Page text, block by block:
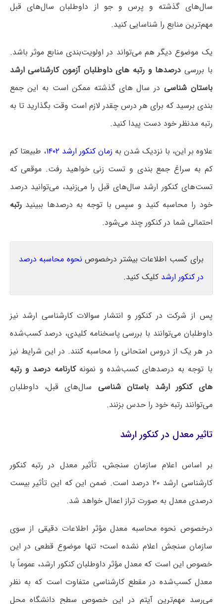
سال‌های گذشته و پرس و جو از داوطلبان سال‌های قبل
مهم‌ترین منابع را شناسایی کنید.
یک موضوع دیگر هم می‌تواند در اولویت‌بندی منابع موثر باشد.
با بررسی درصدها و رتبه های داوطلبان آزمون کارشناسی ارشد
باستان‌ شناسی در سال های گذشته ممکن است به این جمع
بندی برسید که برای هر درس چقدر لازم است وقت بگذارید تا به
رتبه مدنظر خود دست پیدا کنید.
علاوه بر این، با نزدیک شدن به زمان کنکور ارشد ۱۴۰۲
، طبیعتا کم
کم به سراغ جمع بندی و تست زنی خواهید رفت. موقعی که
تست‌های کنکور ارشد سال‌های قبل را می‌زنید، می‌توانید درصد
خود را محاسبه کنید و سپس با توجه به درصدها ببینیدرتبه
احتمالی شما در کنکور چند می‌شود.
برای کسب اطلاعات بیشتر درخصوص نحوه محاسبه درصد
در کنکور ارشد کلیک کنید.
پس از شرکت در کنکور و انتشار سوالات کارشناسی ارشد نیز
داوطلبان می‌توانند با بررسی پاسخنامه کلیدی، درصد کسب‌شده
در هر یک از دروس امتحانی را محاسبه کنند. در این شرایط نیز
با توجه به درصدهای کسب‌شده و نمونهکارنامه درصد و رتبه
های کنکور ارشد باستان‌ شناسی سال‌های قبل، داوطلبان
می‌توانند رتبه خود را حدس بزنند.
تاثیر معدل در کنکور ارشد
بر اساس اعلام سازمان سنجش، تأثیر معدل در رتبه کنکور
کارشناسی ارشد ۲۰ درصد است. ضمن این که این تأثیر بیست
درصدی معدل به صورت تراز اعمال خواهد شد.
درخصوص نحوه محاسبه معدل مؤثر اطلاعات دقیقی از سوی
سازمان سنجش اعلام نشده است؛ تنها موضوع قطعی در این
خصوص این است که معدل مؤثر داوطلبان کنکور ارشد، عموماً با
معدل کسب‌شده در مقطع کارشناسی متفاوت است که به نظر
می‌رسد مهم‌ترین آیتم در این خصوص سطح دانشگاه محل